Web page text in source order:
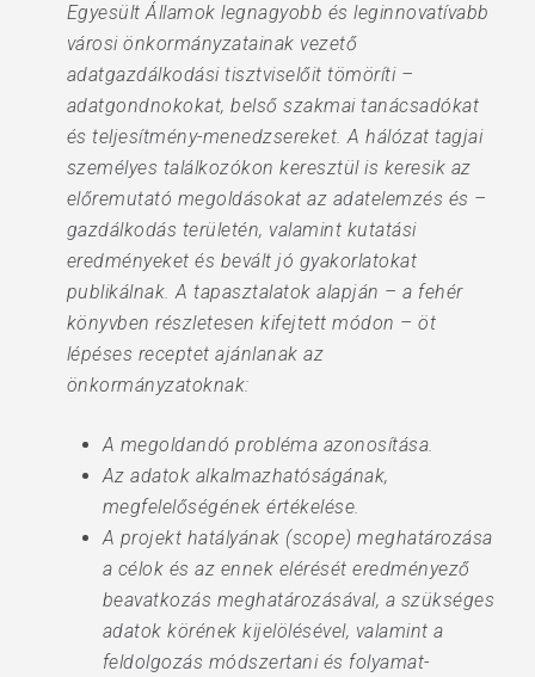
Egyesült Államok legnagyobb és leginnovatívabb
városi önkormányzatainak vezető
adatgazdálkodási tisztviselőit tömöríti –
adatgondnokokat, belső szakmai tanácsadókat
és teljesítmény-menedzsereket. A hálózat tagjai
személyes találkozókon keresztül is keresik az
előremutató megoldásokat az adatelemzés és –
gazdálkodás területén, valamint kutatási
eredményeket és bevált jó gyakorlatokat
publikálnak. A tapasztalatok alapján – a fehér
könyvben részletesen kifejtett módon – öt
lépéses receptet ajánlanak az
önkormányzatoknak:
A megoldandó probléma azonosítása.
Az adatok alkalmazhatóságának,
megfelelőségének értékelése.
A projekt hatályának (scope) meghatározása
a célok és az ennek elérését eredményező
beavatkozás meghatározásával, a szükséges
adatok körének kijelölésével, valamint a
feldolgozás módszertani és folyamat-